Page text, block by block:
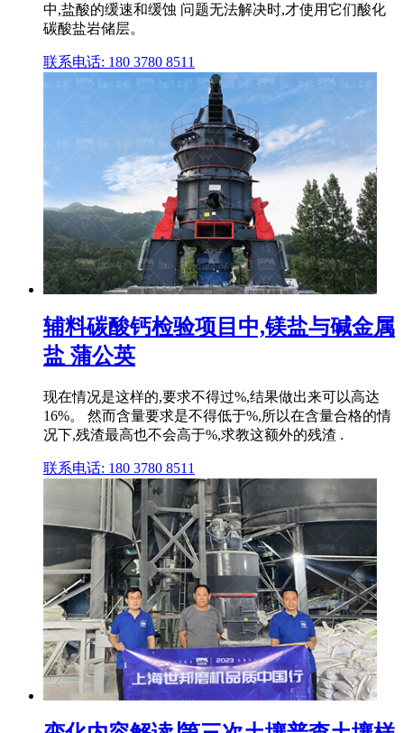
中,盐酸的缓速和缓蚀 问题无法解决时,才使用它们酸化
碳酸盐岩储层。
联系电话: 180 3780 8511
辅料碳酸钙检验项目中,镁盐与碱金属
盐 蒲公英
现在情况是这样的,要求不得过%,结果做出来可以高达
16%。 然而含量要求是不得低于%,所以在含量合格的情
况下,残渣最高也不会高于%,求教这额外的残渣 .
联系电话: 180 3780 8511